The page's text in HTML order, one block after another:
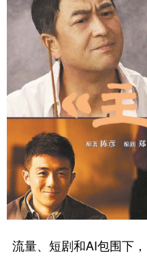
流量、短剧和AI包围下